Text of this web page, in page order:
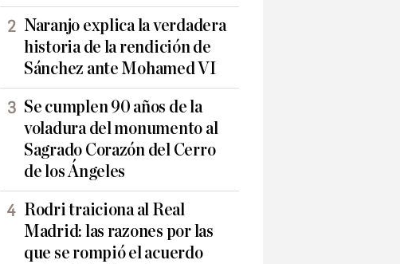
Naranjo explica la verdadera
historia de la rendición de
Sánchez ante Mohamed VI
Se cumplen 90 años de la
voladura del monumento al
Sagrado Corazón del Cerro
de los Ángeles
Rodri traiciona al Real
Madrid: las razones por las
que se rompió el acuerdo